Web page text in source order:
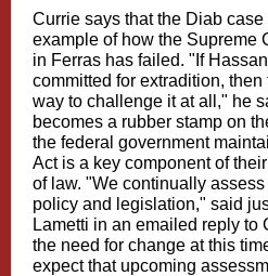
Currie says that the Diab
example of how the Supreme
in Ferras has failed. "If
committed for extradition, then
way to challenge it at all," he
becomes a rubber stamp on
the federal government
Act is a key component of
of law. "We continually
policy and legislation," said
Lametti in an emailed reply to
the need for change at this
expect that upcoming